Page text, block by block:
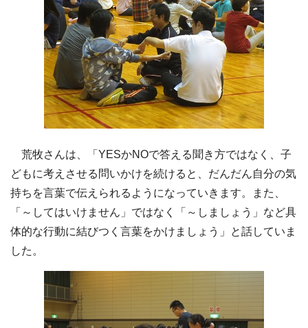
荒牧さんは、「YESかNOで答える聞き方ではなく、子
どもに考えさせる問いかけを続けると、だんだん自分の気
持ちを言葉で伝えられるようになっていきます。また、
「～してはいけません」ではなく「～しましょう」など具
体的な行動に結びつく言葉をかけましょう」と話していま
した。